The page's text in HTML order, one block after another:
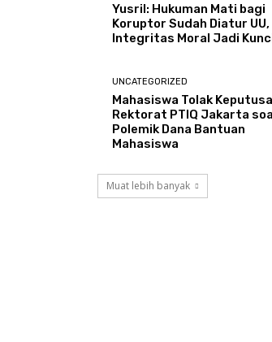
Yusril: Hukuman Mati bagi
Koruptor Sudah Diatur UU,
Integritas Moral Jadi
UNCATEGORIZED
Mahasiswa Tolak
Rektorat PTIQ Jakarta
Polemik Dana Bantuan
Mahasiswa
Muat lebih banyak